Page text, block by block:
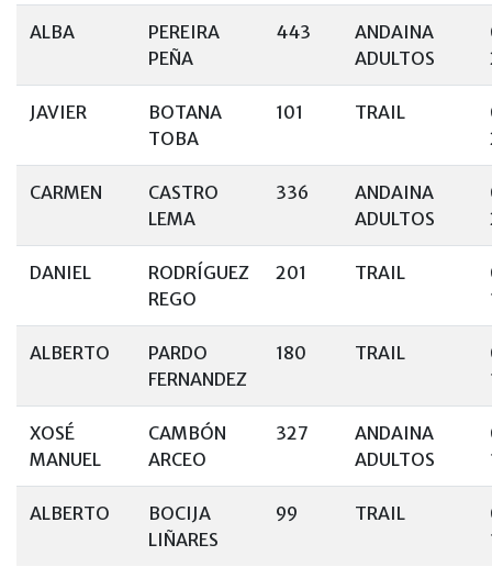
ALBA
PEREIRA
PEÑA
443
ANDAINA
ADULTOS
JAVIER
BOTANA
TOBA
101 TRAIL
CARMEN
CASTRO
LEMA
336
ANDAINA
ADULTOS
DANIEL
RODRÍGUEZ
REGO
201 TRAIL
ALBERTO
PARDO
FERNANDEZ
180 TRAIL
XOSÉ
MANUEL
CAMBÓN
ARCEO
327
ANDAINA
ADULTOS
ALBERTO
BOCIJA
LIÑARES
99 TRAIL